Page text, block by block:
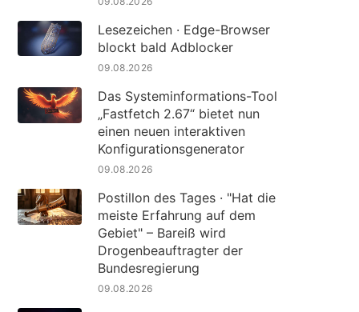
Lesezeichen · Edge-Browser
blockt bald Adblocker
09.08.2026
Das Systeminformations-Tool
„Fastfetch 2.67“ bietet nun
einen neuen interaktiven
Konfigurationsgenerator
09.08.2026
Postillon des Tages · "Hat die
meiste Erfahrung auf dem
Gebiet" – Bareiß wird
Drogenbeauftragter der
Bundesregierung
09.08.2026